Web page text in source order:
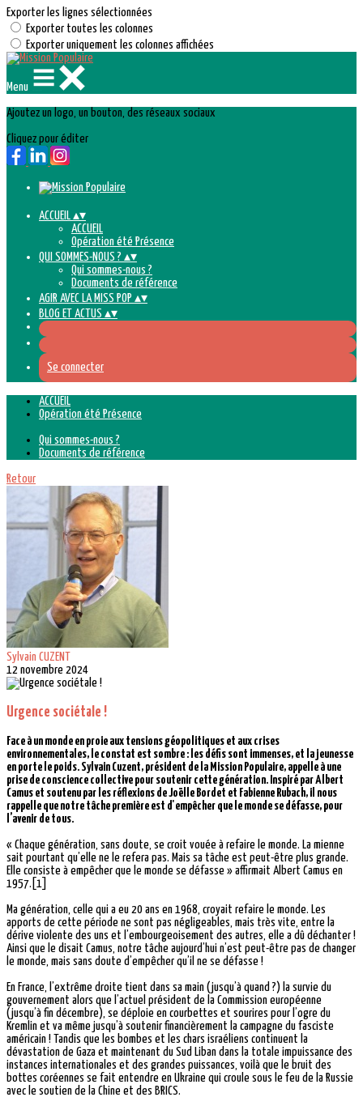
Exporter les lignes sélectionnées
Exporter toutes les colonnes
Exporter uniquement les colonnes affichées
Menu
Ajoutez un logo, un bouton, des réseaux sociaux
Cliquez pour éditer
ACCUEIL ▴▾
ACCUEIL
Opération été Présence
QUI SOMMES-NOUS ? ▴▾
Qui sommes-nous ?
Documents de référence
AGIR AVEC LA MISS POP ▴▾
BLOG ET ACTUS ▴▾
Se connecter
ACCUEIL
Opération été Présence
Qui sommes-nous ?
Documents de référence
Retour
Sylvain CUZENT
12 novembre 2024
Urgence sociétale !
Face à un monde en proie aux tensions géopolitiques et aux crises
environnementales, le constat est sombre : les défis sont immenses, et la jeunesse
en porte le poids. Sylvain Cuzent, président de la Mission Populaire, appelle à une
prise de conscience collective pour soutenir cette génération. Inspiré par Albert
Camus et soutenu par les réflexions de Joëlle Bordet et Fabienne Rubach, il nous
rappelle que notre tâche première est d'empêcher que le monde se défasse, pour
l’avenir de tous.
« Chaque génération, sans doute, se croit vouée à refaire le monde. La mienne
sait pourtant qu’elle ne le refera pas. Mais sa tâche est peut-être plus grande.
Elle consiste à empêcher que le monde se défasse » affirmait Albert Camus en
1957.[1]
Ma génération, celle qui a eu 20 ans en 1968, croyait refaire le monde. Les
apports de cette période ne sont pas négligeables, mais très vite, entre la
dérive violente des uns et l’embourgeoisement des autres, elle a dû déchanter !
Ainsi que le disait Camus, notre tâche aujourd’hui n’est peut-être pas de changer
le monde, mais sans doute d’empêcher qu’il ne se défasse !
En France, l’extrême droite tient dans sa main (jusqu’à quand ?) la survie du
gouvernement alors que l’actuel président de la Commission européenne
(jusqu’à fin décembre), se déploie en courbettes et sourires pour l’ogre du
Kremlin et va même jusqu’à soutenir financièrement la campagne du fasciste
américain ! Tandis que les bombes et les chars israéliens continuent la
dévastation de Gaza et maintenant du Sud Liban dans la totale impuissance des
instances internationales et des grandes puissances, voilà que le bruit des
bottes coréennes se fait entendre en Ukraine qui croule sous le feu de la Russie
avec le soutien de la Chine et des BRICS.